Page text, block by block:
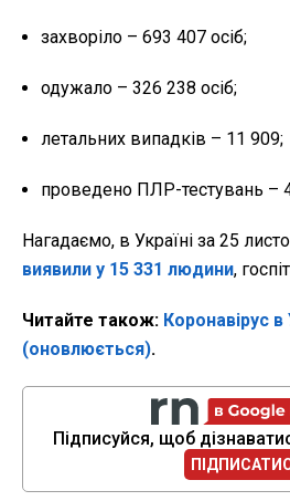
захворіло – 693 407 осіб;
одужало – 326 238 осіб;
летальних випадків – 11 909;
проведено ПЛР-тестувань –
Нагадаємо, в Україні за 25
виявили у 15 331 людини,
Читайте також: Коронавірус в
(оновлюється).
Підписуйся, щоб